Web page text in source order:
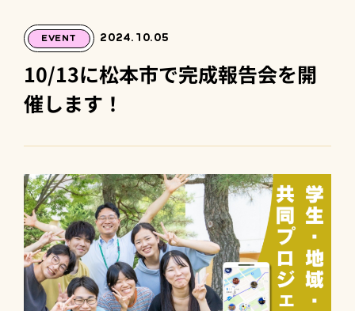
EVENT 2024.10.05
10/13に松本市で完成報告会を開
催します！